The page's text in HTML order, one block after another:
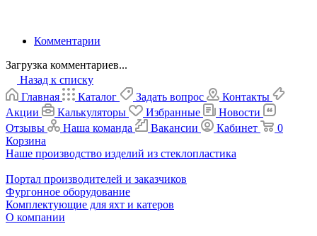
Комментарии
Загрузка комментариев...
Назад к списку
Главная
Каталог Задать вопрос
Контакты
Акции
Калькуляторы Избранные
Новости
Отзывы
Наша команда Вакансии Кабинет
0
Корзина
Наше производство изделий из стеклопластика
Портал производителей и заказчиков
Фургонное оборудование
Комплектующие для яхт и катеров
О компании